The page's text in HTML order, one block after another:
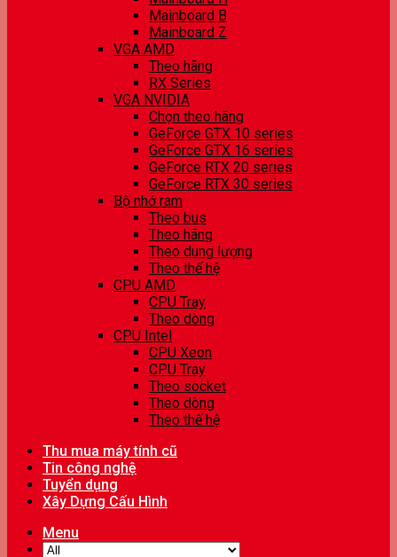
Mainboard B
Mainboard Z
VGA AMD
Theo hãng
RX Series
VGA NVIDIA
Chọn theo hãng
GeForce GTX 10 series
GeForce GTX 16 series
GeForce RTX 20 series
GeForce RTX 30 series
Bộ nhớ ram
Theo bus
Theo hãng
Theo dung lượng
Theo thế hệ
CPU AMD
CPU Tray
Theo dòng
CPU Intel
CPU Xeon
CPU Tray
Theo socket
Theo dòng
Theo thế hệ
Thu mua máy tính cũ
Tin công nghệ
Tuyển dụng
Xây Dựng Cấu Hình
Menu